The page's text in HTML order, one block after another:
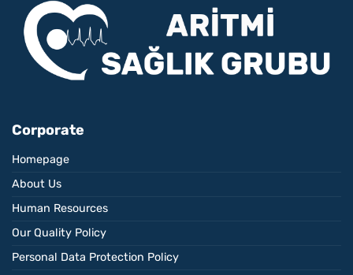
Corporate
Homepage
About Us
Human Resources
Our Quality Policy
Personal Data Protection Policy